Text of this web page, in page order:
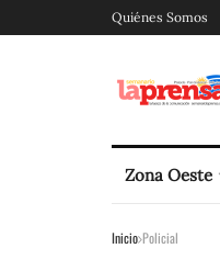
Quiénes Somos
Zona Oeste
Inicio Policial